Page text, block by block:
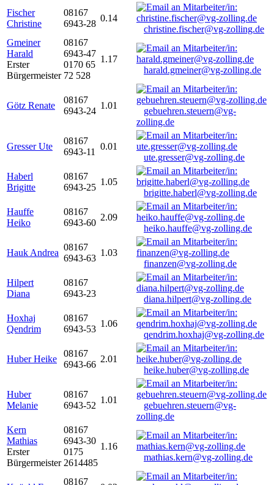
Fischer
Christine
08167
6943-28
0.14
christine.fischer@vg-zolling.de
Gmeiner
Harald
Erster
Bürgermeister
08167
6943-47
0170 65
72 528
1.17
harald.gmeiner@vg-zolling.de
Götz Renate
08167
6943-24
1.01
gebuehren.steuern@vg-
zolling.de
Gresser Ute
08167
6943-11
0.01
ute.gresser@vg-zolling.de
Haberl
Brigitte
08167
6943-25
1.05
brigitte.haberl@vg-zolling.de
Hauffe
Heiko
08167
6943-60
2.09
heiko.hauffe@vg-zolling.de
Hauk Andrea
08167
6943-63
1.03
finanzen@vg-zolling.de
Hilpert
Diana
08167
6943-23
diana.hilpert@vg-zolling.de
Hoxhaj
Qendrim
08167
6943-53
1.06
qendrim.hoxhaj@vg-zolling.de
Huber Heike
08167
6943-66
2.01
heike.huber@vg-zolling.de
Huber
Melanie
08167
6943-52
1.01
gebuehren.steuern@vg-
zolling.de
Kern
Mathias
Erster
Bürgermeister
08167
6943-30
0175
2614485
1.16
mathias.kern@vg-zolling.de
08167